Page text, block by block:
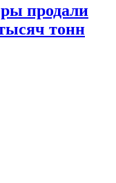
продали
тонн